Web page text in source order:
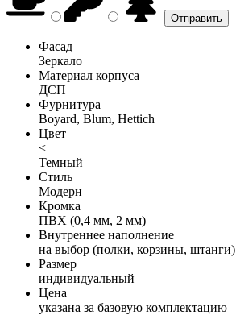
Фасад
Зеркало
Материал корпуса
ДСП
Фурнитура
Boyard, Blum, Hettich
Цвет
<
Темный
Стиль
Модерн
Кромка
ПВХ (0,4 мм, 2 мм)
Внутреннее наполнение
на выбор (полки, корзины, штанги)
Размер
индивидуальный
Цена
указана за базовую комплектацию